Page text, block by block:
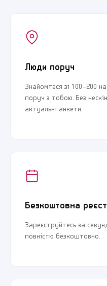
Люди поруч
Знайомтеся зі 100–200
поруч з тобою. Без
актуальні анкети.
Безкоштовна
Зареєструйтесь за
повністю безкоштовно.